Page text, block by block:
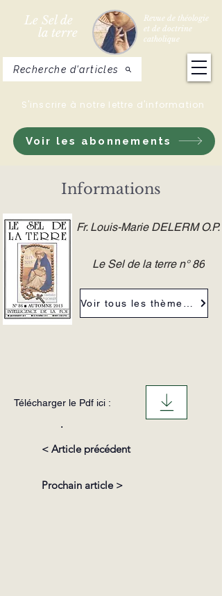
Le Sel de
la terre
Revue de théologie
et de doctrine
catholique
Voir les abonnements
S'inscrire à notre lettre d'information
Recherche d'articles
Informations
Fr. Louis-Marie DELERM O.P.
Le Sel de la terre n° 86
Télécharger le Pdf ici :
.
< Article précédent
Prochain article >